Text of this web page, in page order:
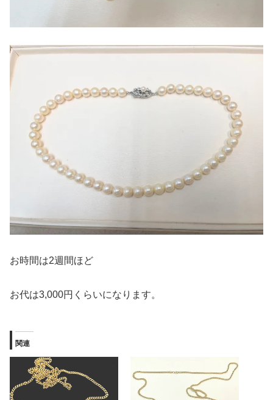
お時間は2週間ほど
お代は3,000円くらいになります。
関連